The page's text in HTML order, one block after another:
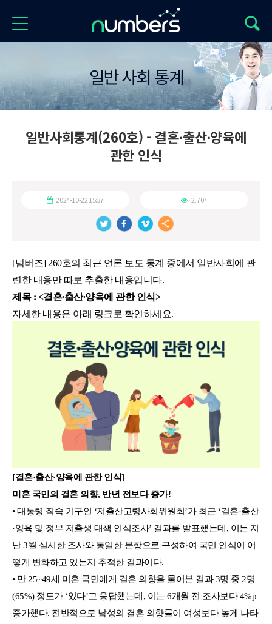
일반 사회 통계
일반사회통계(260호) - 결혼∙출산∙양육에
관한 인식
2024-10-22 15:37 2,707
[넘버즈] 260호의 최근 언론 보도 통계 중에서 일반사회에 관
련한 내용만 따로 추출한 내용입니다.
제목 : <결혼∙출산∙양육에 관한 인식>
자세한 내용은 아래 링크로 확인하세요.
[결혼·출산·양육에 관한 인식]
미혼 국민의 결혼 의향, 반년 전보다 증가!
• 대통령 직속 기구인 ‘저출산고령사회위원회’가 최근 ‘결혼·출산
·양육 및 정부 저출생 대책 인식조사’ 결과를 발표했는데, 이는 지
난 3월 실시한 조사와 동일한 문항으로 구성하여 국민 인식이 어
떻게 변화하고 있는지 추적한 결과이다.
• 만 25~49세 미혼 국민에게 결혼 의향을 물어본 결과 3명 중 2명
(65%) 정도가 ‘있다’고 응답했는데, 이는 6개월 전 조사보다 4%p
증가했다. 전반적으로 남성의 결혼 의향률이 여성보다 높게 나타